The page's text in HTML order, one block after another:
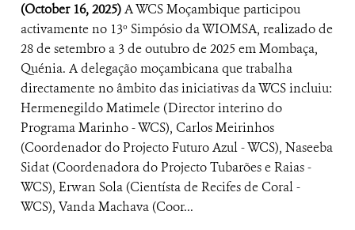
(October 16, 2025)A WCS Moçambique participou
activamente no 13º Simpósio da WIOMSA, realizado de
28 de setembro a 3 de outubro de 2025 em Mombaça,
Quénia. A delegação moçambicana que trabalha
directamente no âmbito das iniciativas da WCS incluiu:
Hermenegildo Matimele (Director interino do
Programa Marinho - WCS), Carlos Meirinhos
(Coordenador do Projecto Futuro Azul - WCS), Naseeba
Sidat (Coordenadora do Projecto Tubarões e Raias -
WCS), Erwan Sola (Cientísta de Recifes de Coral -
WCS), Vanda Machava (Coor...